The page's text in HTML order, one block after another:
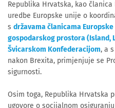
Republika Hrvatska, kao
uredbe Europske unije o
s državama članicama
gospodarskog prostora (Island,
Švicarskom Konfederacijom, a
nakon Brexita, primjenjuje se
sigurnosti.
Osim toga, Republika Hrvatska
ugovore o socijalnom